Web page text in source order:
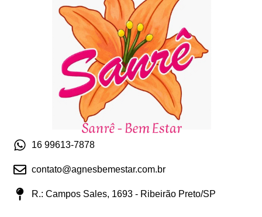
16 99613-7878
contato@agnesbemestar.com.br
R.: Campos Sales, 1693 - Ribeirão Preto/SP